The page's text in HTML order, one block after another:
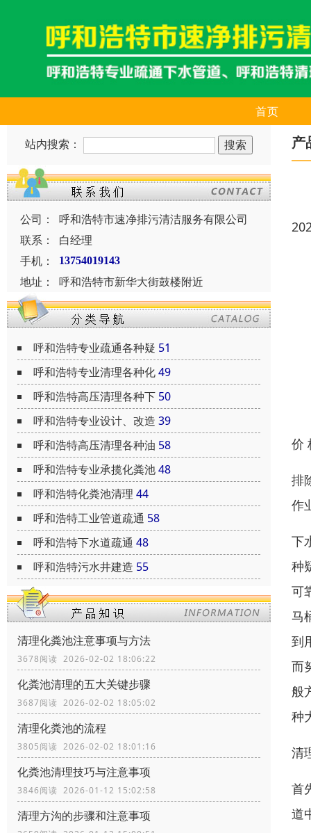
首页
站内搜索：
公司：
呼和浩特市速净排污清洁服务有限公司
联系：
白经理
手机：
13754019143
地址： 呼和浩特市新华大街鼓楼附近
呼和浩特专业疏通各种疑 51
呼和浩特专业清理各种化49
呼和浩特高压清理各种下 50
呼和浩特专业设计、改造 39
呼和浩特高压清理各种油 58
呼和浩特专业承揽化粪池48
呼和浩特化粪池清理 44
呼和浩特工业管道疏通 58
呼和浩特下水道疏通 48
呼和浩特污水井建造 55
清理化粪池注意事项与方法
3678阅读 2026-02-02 18:06:22
化粪池清理的五大关键步骤
3687阅读 2026-02-02 18:05:02
清理化粪池的流程
3805阅读 2026-02-02 18:01:16
化粪池清理技巧与注意事项
3846阅读 2026-01-12 15:02:58
清理方沟的步骤和注意事项
产
价
排
作
下
种
可
马
到
而
般
种
清
首
道